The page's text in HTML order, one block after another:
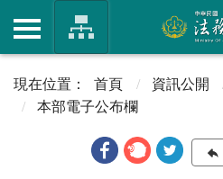
首頁 資訊公開
本部電子公布欄